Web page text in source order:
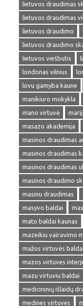
lietuvos draudimas
lietuvos draudimas
lietuvos draudimo
lietuvos draudimo
lietuvos viešbutis
londonas vilnius
lovu gamyba kaune
manikiuro mokykla
mano virtuvė
masazo akademija
masinos draudimas
masinos draudimas
masinos draudimas
masinos draudimo
masinu draudimas
masyvo baldai
mato baldai kaunas
mazeikiu vairavimo
mažos virtuvės baldai
mazos virtuves
mazu virtuviu baldai
medicininių išlaidų
medines virtuves